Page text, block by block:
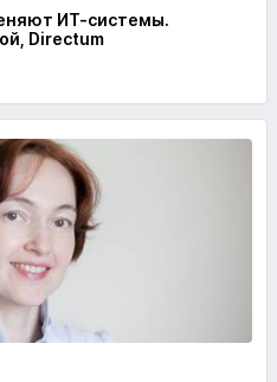
ИТ-системы.
Directum